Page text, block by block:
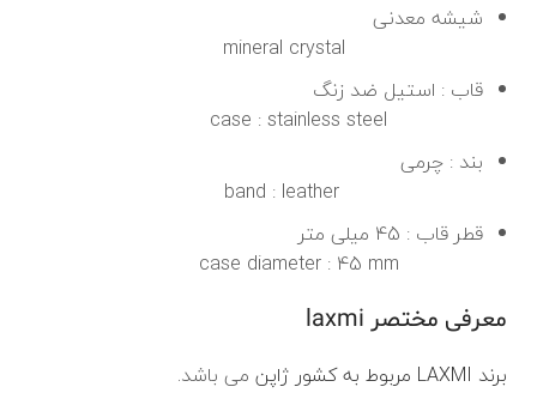
شیشه معدنی
قاب : استیل ضد زنگ
بند : چرمی
قطر قاب : 45 میلی متر
معرفی مختصر laxmi
برند LAXMI مربوط به کشور ژاپن
می باشد.